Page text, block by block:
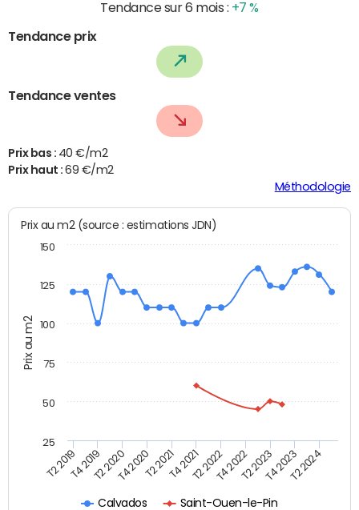
Tendance sur 6 mois : +7 %
Tendance prix
Tendance ventes
Prix bas : 40 €/m2
Prix haut :69 €/m2
Méthodologie
Prix au m2
Prix au m2 (source : estimations JDN)
Calvados Saint-Ouen-le-Pin
T2 2019T4 2019T2 2020T4 2020T2 2021T4 2021T2 2022T4 2022T2 2023T4 2023T2 2024
25
50
75
100
125
150